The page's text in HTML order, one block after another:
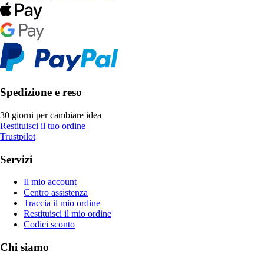
Spedizione e reso
30 giorni per cambiare idea
Restituisci il tuo ordine
Trustpilot
Servizi
Il mio account
Centro assistenza
Traccia il mio ordine
Restituisci il mio ordine
Codici sconto
Chi siamo